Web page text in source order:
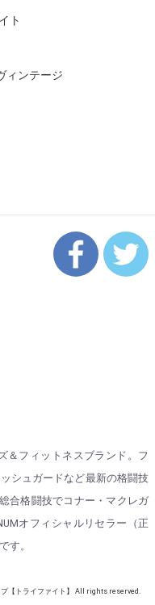
ト
ィンテージ
＆フィットネスブランド。フ
シュガードなど最新の格闘技
合格闘技でコナー・マクレガ
オフィシャルリセラー（正
す。
【トライファイト】 All rights reserved.